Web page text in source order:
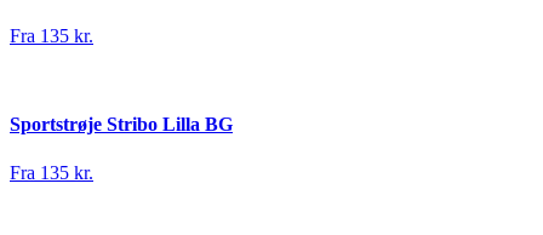
Fra 135 kr.
Sportstrøje Stribo Lilla BG
Fra 135 kr.